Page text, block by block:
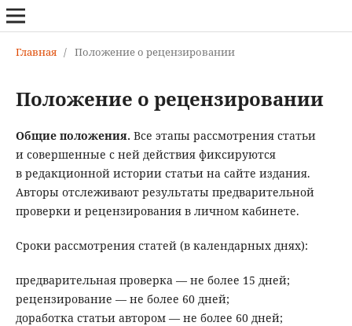
Главная / Положение о рецензировании
Положение о рецензировании
Общие положения. Все этапы рассмотрения статьи
и совершенные с ней действия фиксируются
в редакционной истории статьи на сайте издания.
Авторы отслеживают результаты предварительной
проверки и рецензирования в личном кабинете.
Сроки рассмотрения статей (в календарных днях):
предварительная проверка — не более 15 дней;
рецензирование — не более 60 дней;
доработка статьи автором — не более 60 дней;